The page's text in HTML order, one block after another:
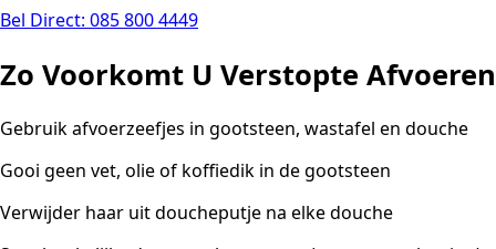
Bel Direct: 085 800 4449
Zo Voorkomt U Verstopte Afvoeren
Gebruik afvoerzeefjes in gootsteen, wastafel en douche
Gooi geen vet, olie of koffiedik in de gootsteen
Verwijder haar uit doucheputje na elke douche